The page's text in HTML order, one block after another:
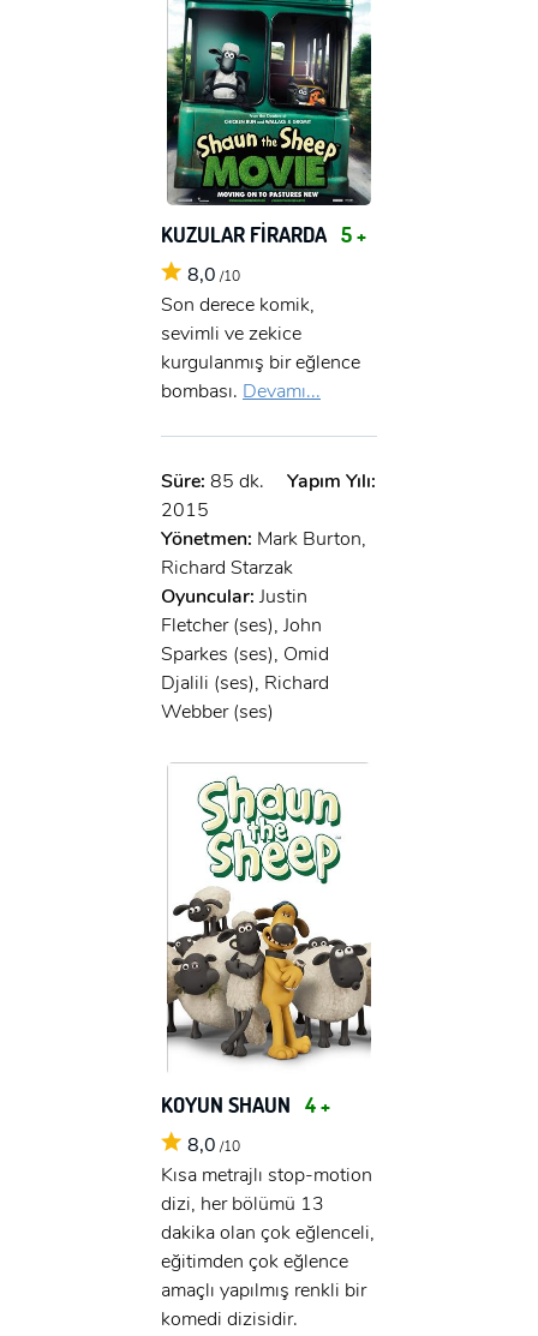
GIRIŞ YAP
E-Posta:
Şifre:
ÜYE OL
Ad Soyad:
E-Posta:
Şifre:
KUZULAR FİRARDA 5 +
8,0 /10
Son derece komik,
sevimli ve zekice
kurgulanmış bir eğlence
bombası. Devamı...
Süre: 85 dk.
Yapım Yılı:
2015
Yönetmen: Mark Burton,
Richard Starzak
Oyuncular: Justin
Fletcher (ses), John
Sparkes (ses), Omid
Djalili (ses), Richard
Webber (ses)
KOYUN SHAUN 4 +
8,0 /10
Kısa metrajlı stop-motion
dizi, her bölümü 13
dakika olan çok eğlenceli,
eğitimden çok eğlence
amaçlı yapılmış renkli bir
komedi dizisidir.